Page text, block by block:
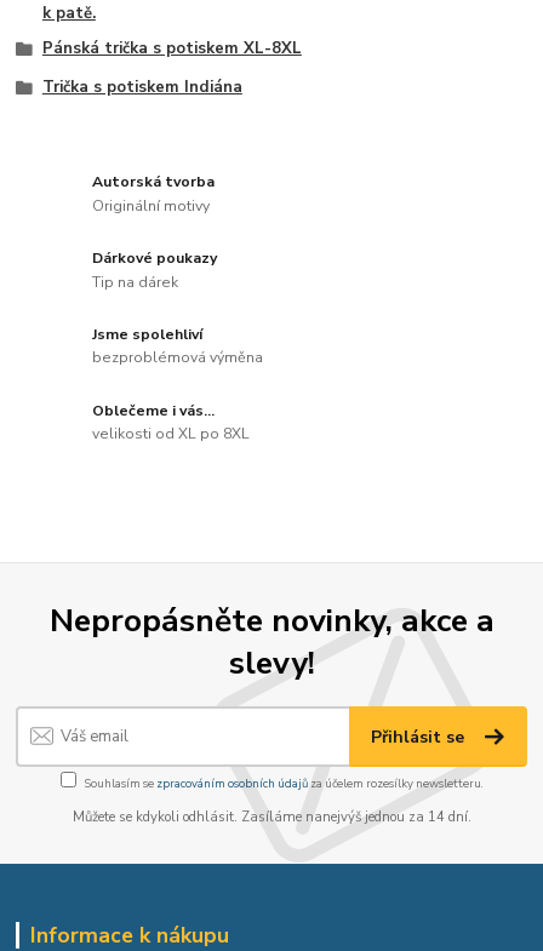
Autorská tvorba
Originální motivy
Dárkové poukazy
Tip na dárek
Jsme spolehliví
bezproblémová výměna
Oblečeme i vás...
velikosti od XL po 8XL
k patě.
Pánská trička s potiskem XL-8XL
Trička s potiskem Indiána
Nepropásněte novinky, akce a
slevy!
Přihlásit se
Souhlasím se zpracováním osobních údajůza účelem rozesílky newsletteru.
Můžete se kdykoli odhlásit. Zasíláme nanejvýš jednou za 14 dní.
Informace k nákupu